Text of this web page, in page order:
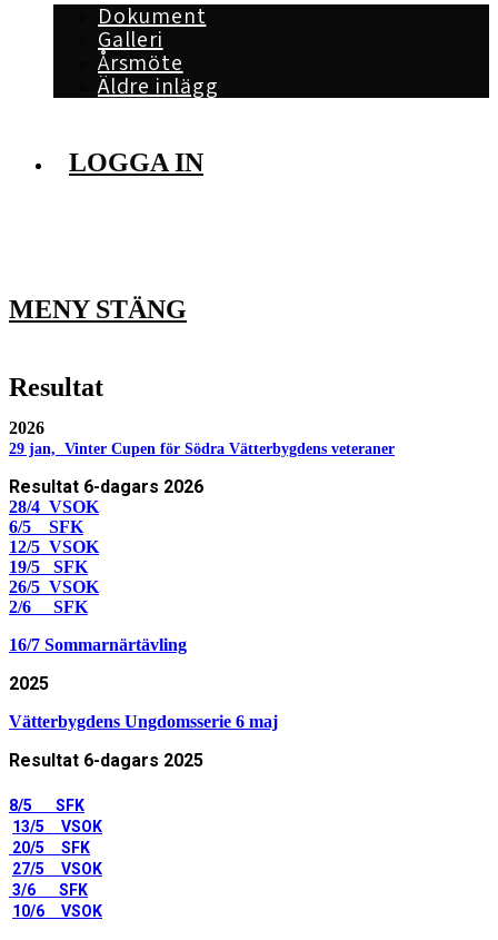
Dokument
Galleri
Årsmöte
Äldre inlägg
LOGGA IN
MENY STÄNG
Resultat
2026
29 jan, Vinter Cupen för Södra Vätterbygdens veteraner
Resultat 6-dagars 2026
28/4 VSOK
6/5 SFK
12/5 VSOK
19/5 SFK
26/5 VSOK
2/6 SFK
16/7 Sommarnärtävling
2025
Vätterbygdens Ungdomsserie 6 maj
Resultat 6-dagars 2025
8/5 SFK
13/5 VSOK
20/5 SFK
27/5 VSOK
3/6 SFK
10/6 VSOK